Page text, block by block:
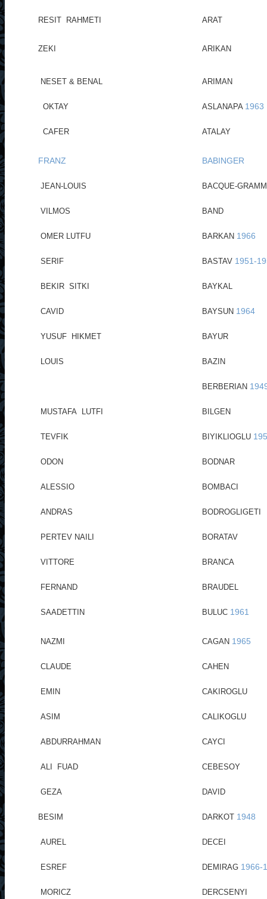
RESIT RAHMETI
ZEKI
ARAT
ARIKAN
NESET & BENAL ARIMAN
OKTAY ASLANAPA 1963
CAFER ATALAY
FRANZ BABINGER
JEAN-LOUIS BACQUE-
VILMOS BAND
OMER LUTFU BARKAN 1966
SERIF BASTAV 1951-
BEKIR SITKI BAYKAL
CAVID BAYSUN 1964
YUSUF HIKMET BAYUR
LOUIS BAZIN
BERBERIAN
MUSTAFA LUTFI BILGEN
TEVFIK BIYIKLIOGLU
ODON BODNAR
ALESSIO BOMBACI
ANDRAS BODROGLIGETI
PERTEV NAILI BORATAV
VITTORE BRANCA
FERNAND BRAUDEL
SAADETTIN BULUC 1961
NAZMI CAGAN 1965
CLAUDE CAHEN
EMIN CAKIROGLU
ASIM CALIKOGLU
ABDURRAHMAN CAYCI
ALI FUAD CEBESOY
GEZA DAVID
BESIM DARKOT 1948
AUREL DECEI
ESREF DEMIRAG 1966-
MORICZ DERCSENYI